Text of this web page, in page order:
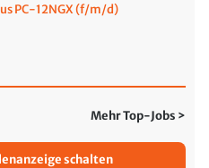
PC-12NGX (f/m/d)
Mehr Top-Jobs >
schalten